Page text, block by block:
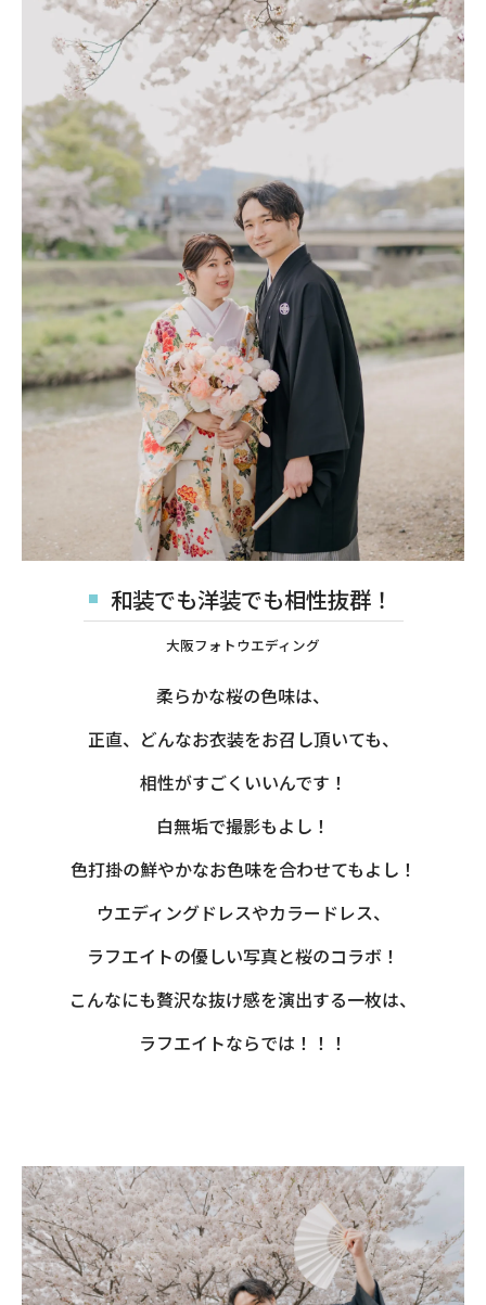
和装でも洋装でも相性抜群！
大阪フォトウエディング
柔らかな桜の色味は、
正直、どんなお衣装をお召し頂いても、
相性がすごくいいんです！
白無垢で撮影もよし！
色打掛の鮮やかなお色味を合わせてもよし！
ウエディングドレスやカラードレス、
ラフエイトの優しい写真と桜のコラボ！
こんなにも贅沢な抜け感を演出する一枚は、
ラフエイトならでは！！！